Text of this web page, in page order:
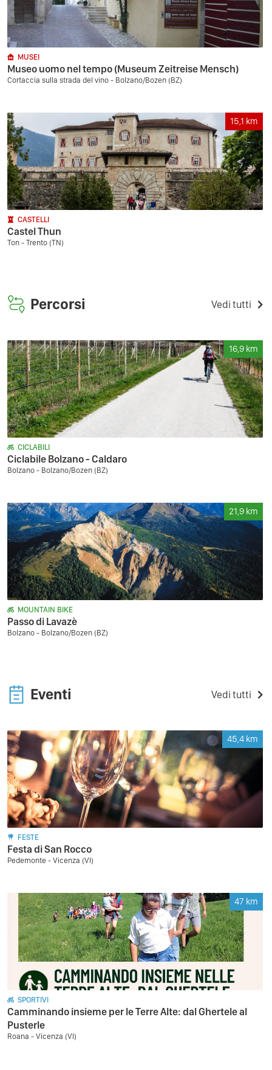
MUSEI
Museo uomo nel tempo (Museum Zeitreise Mensch)
Cortaccia sulla strada del vino - Bolzano/Bozen (BZ)
15,1 km
CASTELLI
Castel Thun
Ton - Trento (TN)
Percorsi Vedi tutti
16,9 km
CICLABILI
Ciclabile Bolzano - Caldaro
Bolzano - Bolzano/Bozen (BZ)
21,9 km
MOUNTAIN BIKE
Passo di Lavazè
Bolzano - Bolzano/Bozen (BZ)
Eventi Vedi tutti
45,4 km
FESTE
Festa di San Rocco
Pedemonte - Vicenza (VI)
47 km
SPORTIVI
Camminando insieme per le Terre Alte: dal Ghertele al
Pusterle
Roana - Vicenza (VI)